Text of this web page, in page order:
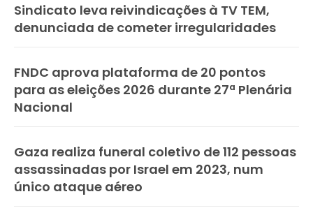
Sindicato leva reivindicações à TV TEM,
denunciada de cometer irregularidades
FNDC aprova plataforma de 20 pontos
para as eleições 2026 durante 27ª Plenária
Nacional
Gaza realiza funeral coletivo de 112 pessoas
assassinadas por Israel em 2023, num
único ataque aéreo